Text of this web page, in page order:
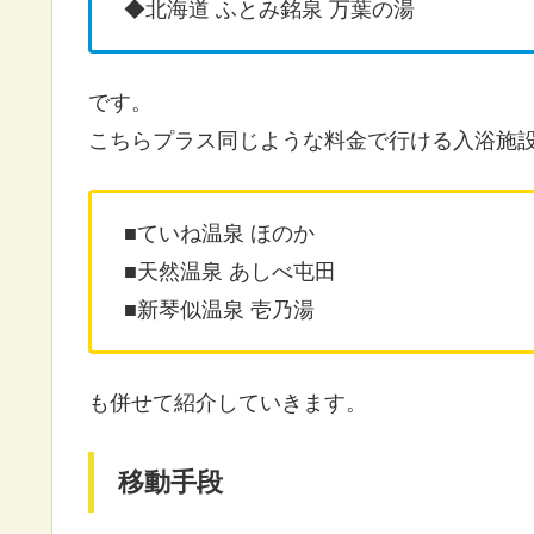
◆北海道 ふとみ銘泉 万葉の湯
です。
こちらプラス同じような料金で行ける入浴施
■ていね温泉 ほのか
■天然温泉 あしべ屯田
■新琴似温泉 壱乃湯
も併せて紹介していきます。
移動手段